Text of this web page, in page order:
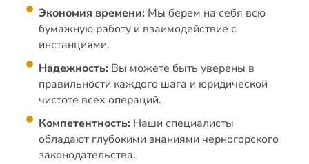
Экономия времени: Мы берем на себя всю
бумажную работу и взаимодействие с
инстанциями.
Надежность: Вы можете быть уверены в
правильности каждого шага и юридической
чистоте всех операций.
Компетентность: Наши специалисты
обладают глубокими знаниями черногорского
законодательства.